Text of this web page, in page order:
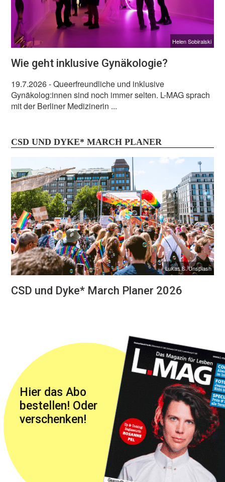
Helen Sobiralski
Wie geht inklusive Gynäkologie?
19.7.2026- Queerfreundliche und inklusive
Gynäkolog:innen sind noch immer selten. L-MAG sprach
mit der Berliner Medizinerin ...
CSD UND DYKE* MARCH PLANER
Lukas S./Unsplash
CSD und Dyke* March Planer 2026
Hier das Abo
bestellen! Oder
verschenken!